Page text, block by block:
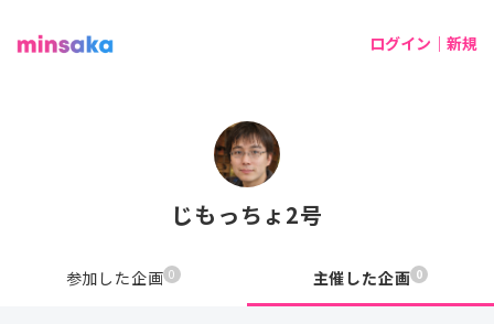
ログイン｜新規
じもっちょ2号
参加した企画 0 主催した企画 0